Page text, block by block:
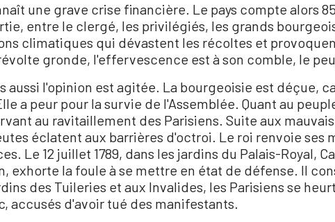
une grave crise financière. Le pays compte alors
entre le clergé, les privilégiés, les grands
climatiques qui dévastent les récoltes et
gronde, l'effervescence est à son comble, le
aussi l'opinion est agitée. La bourgeoisie est déçue,
a peur pour la survie de l'Assemblée. Quant au
au ravitaillement des Parisiens. Suite aux
éclatent aux barrières d'octroi. Le roi renvoie ses
Le 12 juillet 1789, dans les jardins du Palais-Royal,
exhorte la foule à se mettre en état de défense. Il
des Tuileries et aux Invalides, les Parisiens se
accusés d'avoir tué des manifestants.